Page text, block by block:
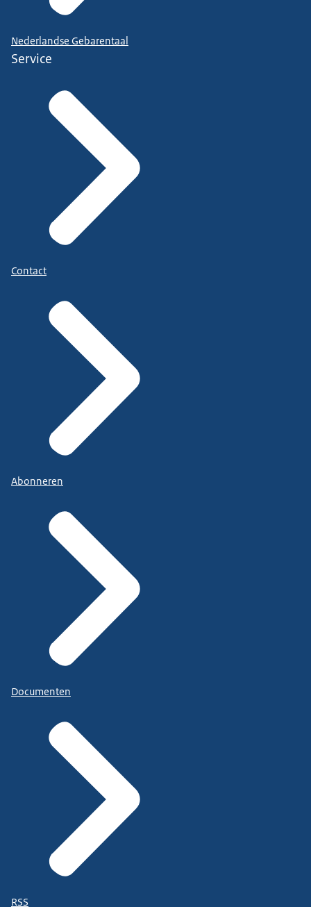
Nederlandse Gebarentaal
Service
Contact
Abonneren
Documenten
RSS